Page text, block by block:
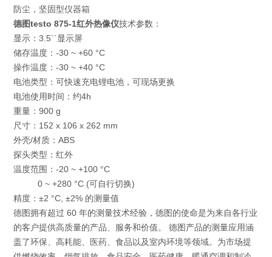
防尘，坚固型仪器箱
德图testo 875-1红外热像仪技术参数：
显示：3.5``显示屏
储存温度：-30 ~ +60 °C
操作温度：-30 ~ +40 °C
电池类型：可快速充电锂电池，可现场更换
电池使用时间：约4h
重量：900 g
尺寸：152 x 106 x 262 mm
外壳/材质：ABS
探头类型：红外
温度范围：-20 ~ +100 °C
0 ~ +280 °C (可自行切换)
精度：±2 °C, ±2% 的测量值
德图拥有超过 60 年的测量技术经验，德图的使命是为来自各行业
的客户提供高质量的产品、服务和价值。 德图产品的测量应用涵
盖了环保、高耗能、医药、食品以及室内环境等领域。为市场提